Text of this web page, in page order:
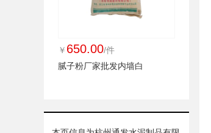
￥ 650.00/件
腻子粉厂家批发内墙白